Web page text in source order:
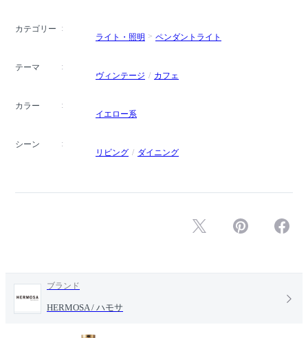
カテゴリー
ライト・照明
ペンダントライト
テーマ
ヴィンテージ
カフェ
カラー
イエロー系
シーン
リビング
ダイニング
ブランド
HERMOSA / ハモサ